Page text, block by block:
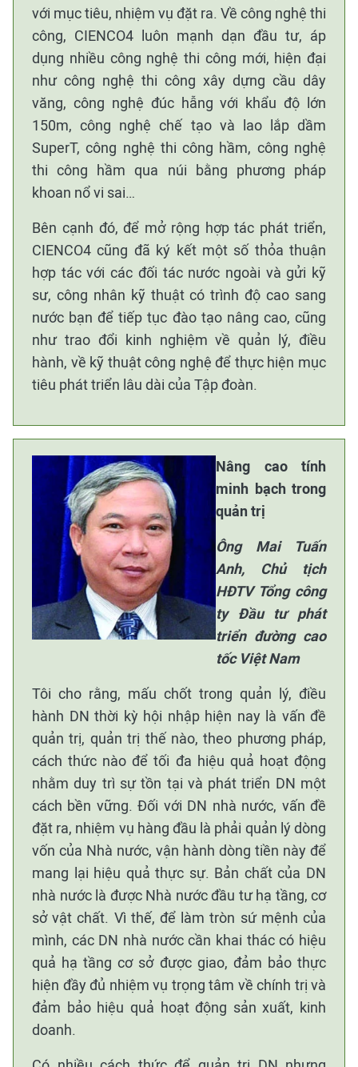
với mục tiêu, nhiệm vụ đặt ra. Về công nghệ thi
công, CIENCO4 luôn mạnh dạn đầu tư, áp
dụng nhiều công nghệ thi công mới, hiện đại
như công nghệ thi công xây dựng cầu dây
văng, công nghệ đúc hẫng với khẩu độ lớn
150m, công nghệ chế tạo và lao lắp dầm
SuperT, công nghệ thi công hầm, công nghệ
thi công hầm qua núi bằng phương pháp
khoan nổ vi sai…
Bên cạnh đó, để mở rộng hợp tác phát triển,
CIENCO4 cũng đã ký kết một số thỏa thuận
hợp tác với các đối tác nước ngoài và gửi kỹ
sư, công nhân kỹ thuật có trình độ cao sang
nước bạn để tiếp tục đào tạo nâng cao, cũng
như trao đổi kinh nghiệm về quản lý, điều
hành, về kỹ thuật công nghệ để thực hiện mục
tiêu phát triển lâu dài của Tập đoàn.
Nâng cao tính
minh bạch trong
quản trị
Ông Mai Tuấn
Anh, Chủ tịch
HĐTV Tổng công
ty Đầu tư phát
triển đường cao
tốc Việt Nam
Tôi cho rằng, mấu chốt trong quản lý, điều
hành DN thời kỳ hội nhập hiện nay là vấn đề
quản trị, quản trị thế nào, theo phương pháp,
cách thức nào để tối đa hiệu quả hoạt động
nhằm duy trì sự tồn tại và phát triển DN một
cách bền vững. Đối với DN nhà nước, vấn đề
đặt ra, nhiệm vụ hàng đầu là phải quản lý dòng
vốn của Nhà nước, vận hành dòng tiền này để
mang lại hiệu quả thực sự. Bản chất của DN
nhà nước là được Nhà nước đầu tư hạ tầng, cơ
sở vật chất. Vì thế, để làm tròn sứ mệnh của
mình, các DN nhà nước cần khai thác có hiệu
quả hạ tầng cơ sở được giao, đảm bảo thực
hiện đầy đủ nhiệm vụ trọng tâm về chính trị và
đảm bảo hiệu quả hoạt động sản xuất, kinh
doanh.